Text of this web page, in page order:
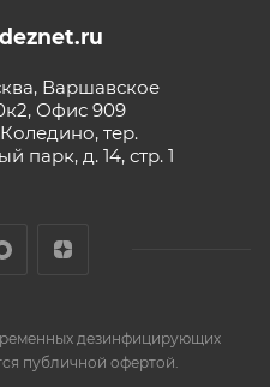
Варшавское
Офис 909
тер.
парк, д. 14, стр. 1
дезинфицирующих
публичной офертой.